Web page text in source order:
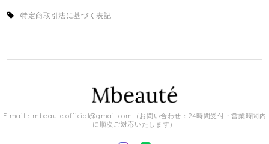
特定商取引法に基づく表記
E-mail： mbeaute.official@gmail.com
（お問い合わせ：24時間受付・営業時間内
に順次ご対応いたします）